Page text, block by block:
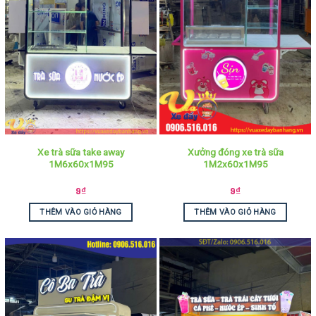
Xe trà sữa take away
1M6x60x1M95
9₫
THÊM VÀO GIỎ HÀNG
Xưởng đóng xe trà sữa
1M2x60x1M95
9₫
THÊM VÀO GIỎ HÀNG